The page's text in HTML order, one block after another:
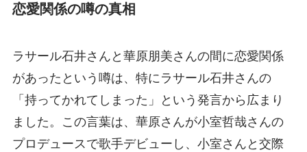
恋愛関係の噂の真相
ラサール石井さんと華原朋美さんの間に恋愛関係
があったという噂は、特にラサール石井さんの
「持ってかれてしまった」という発言から広まり
ました。この言葉は、華原さんが小室哲哉さんの
プロデュースで歌手デビューし、小室さんと交際